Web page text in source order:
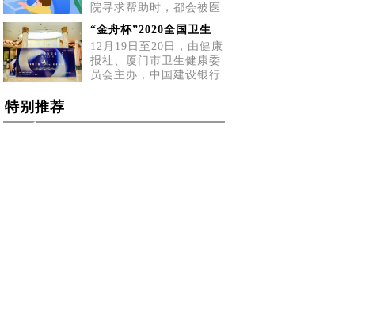
院寻求帮助时，都会被医
生告
“金舟杯”2020全国卫生
12月19日至20日，由健康
报社、厦门市卫生健康委
员会主办，中国建设银行
特别推荐